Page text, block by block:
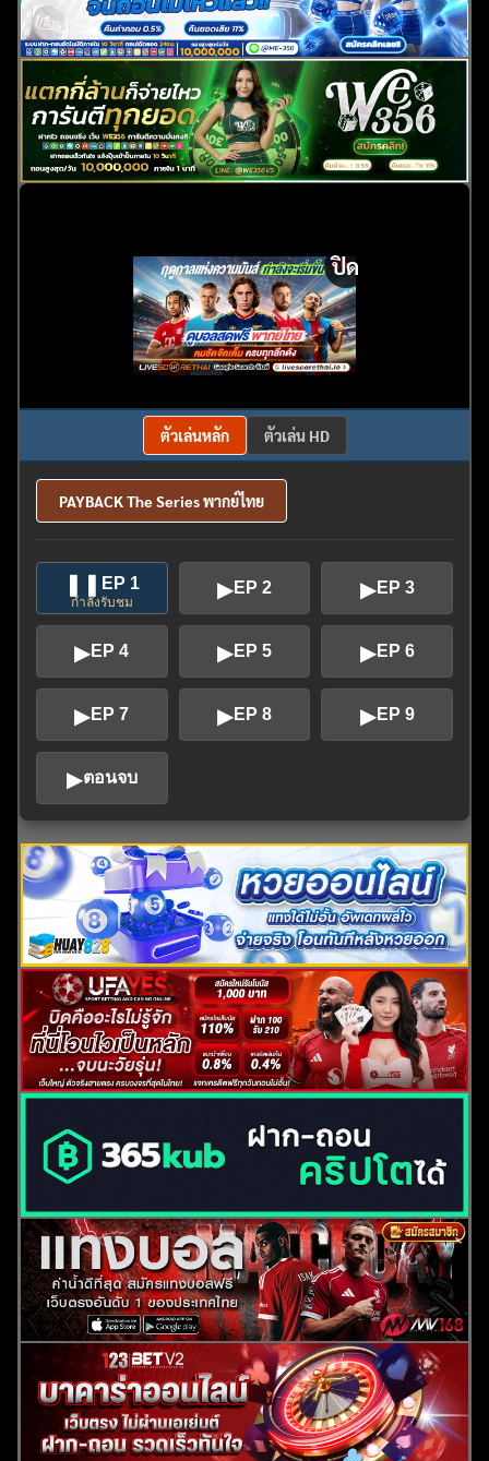
ปิด
ตัวเล่นหลัก ตัวเล่น HD
PAYBACK The Series พากย์ไทย
EP 1
กำลังรับชม
▶EP 2 ▶EP 3
▶EP 4 ▶EP 5 ▶EP 6
▶EP 7 ▶EP 8 ▶EP 9
▶ตอนจบ